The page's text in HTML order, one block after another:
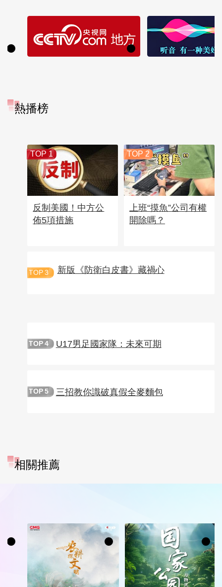
熱播榜
TOP 1
反制美國！中方公
佈5項措施
TOP 2
上班“摸魚”公司有權
開除嗎？
TOP 3 新版《防衛白皮書》藏禍心
TOP 4 U17男足國家隊：未來可期
TOP 5 三招教你識破真假全麥麵包
相關推薦